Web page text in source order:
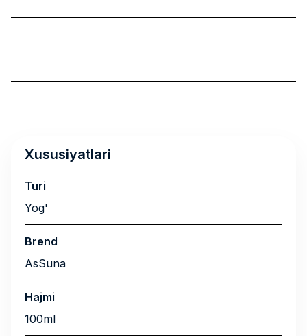
Xususiyatlari
Turi
Yog'
Brend
AsSuna
Hajmi
100ml